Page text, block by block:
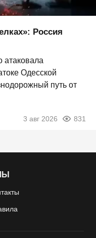
Россия
атаковала
Одесской
путь от
3 авг 2026 831